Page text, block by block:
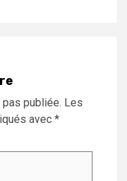
publiée. Les
avec *